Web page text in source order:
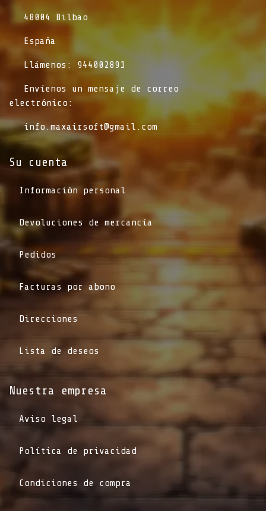
​48004 Bilbao
​España
​Llámenos: 944002891
​Envíenos un mensaje de correo
electrónico:
info.maxairsoft@gmail.com
Su cuenta
Información personal
Devoluciones de mercancía
Pedidos
Facturas por abono
Direcciones
Lista de deseos
Nuestra empresa
Aviso legal
Política de privacidad
Condiciones de compra